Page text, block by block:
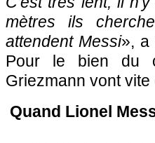
mètres ils
attendent Messi», a
Pour le bien du
Griezmann vont
Quand Lionel